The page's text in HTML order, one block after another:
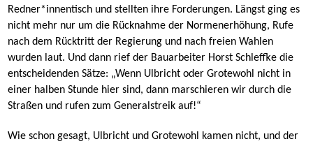
Redner*innentisch und stellten ihre Forderungen. Längst ging es
nicht mehr nur um die Rücknahme der Normenerhöhung, Rufe
nach dem Rücktritt der Regierung und nach freien Wahlen
wurden laut. Und dann rief der Bauarbeiter Horst Schleffke die
entscheidenden Sätze: „Wenn Ulbricht oder Grotewohl nicht in
einer halben Stunde hier sind, dann marschieren wir durch die
Straßen und rufen zum Generalstreik auf!“
Wie schon gesagt, Ulbricht und Grotewohl kamen nicht, und der